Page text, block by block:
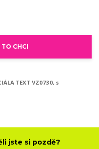
CHCI
TEXT VZ0730, s
jste si pozdě?